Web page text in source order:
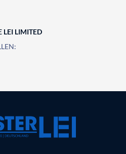
LEI LIMITED